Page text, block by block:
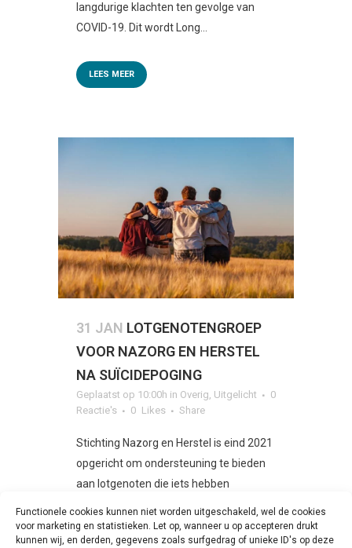
Functionele cookies kunnen niet worden uitgeschakeld, wel de cookies
voor marketing en statistieken. Let op, wanneer u op accepteren drukt
kunnen wij, en derden, gegevens zoals surfgedrag of unieke ID's op deze
langdurige klachten ten gevolge van
COVID-19. Dit wordt Long...
LEES MEER
31 JAN LOTGENOTENGROEP
VOOR NAZORG EN HERSTEL
NA SUÏCIDEPOGING
Geplaatst op 10:00h in Overig Uitgelicht
0
Reactie's
0 Likes Share
Stichting Nazorg en Herstel is eind 2021
opgericht om ondersteuning te bieden
aan lotgenoten die iets hebben
Door het creëren...